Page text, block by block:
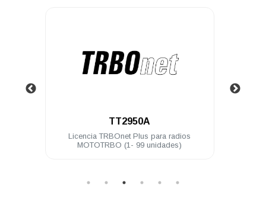
TT2960A
Licencia TRBOnet Plus puesto adicional de
consola de despacho